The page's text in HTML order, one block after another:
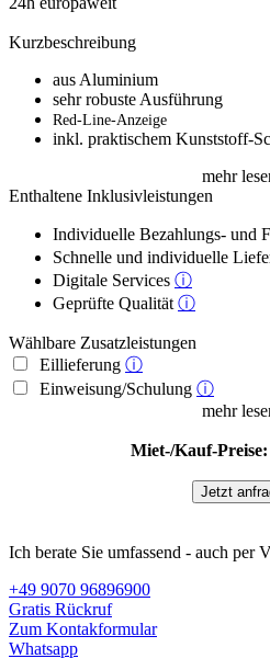
Kurzbeschreibung
aus Aluminium
sehr robuste Ausführung
Red-Line-Anzeige
inkl. praktischem Kunststoff-
mehr
Enthaltene Inklusivleistungen
Individuelle Bezahlungs- und
Schnelle und individuelle
Digitale Services ⓘ
Geprüfte Qualität ⓘ
Wählbare Zusatzleistungen
Eillieferung ⓘ
Einweisung/Schulung ⓘ
mehr
Miet-/Kauf-
Jetzt
Ich berate Sie umfassend - auch per
+49 9070 96896900
Gratis Rückruf
Zum Kontakformular
Whatsapp